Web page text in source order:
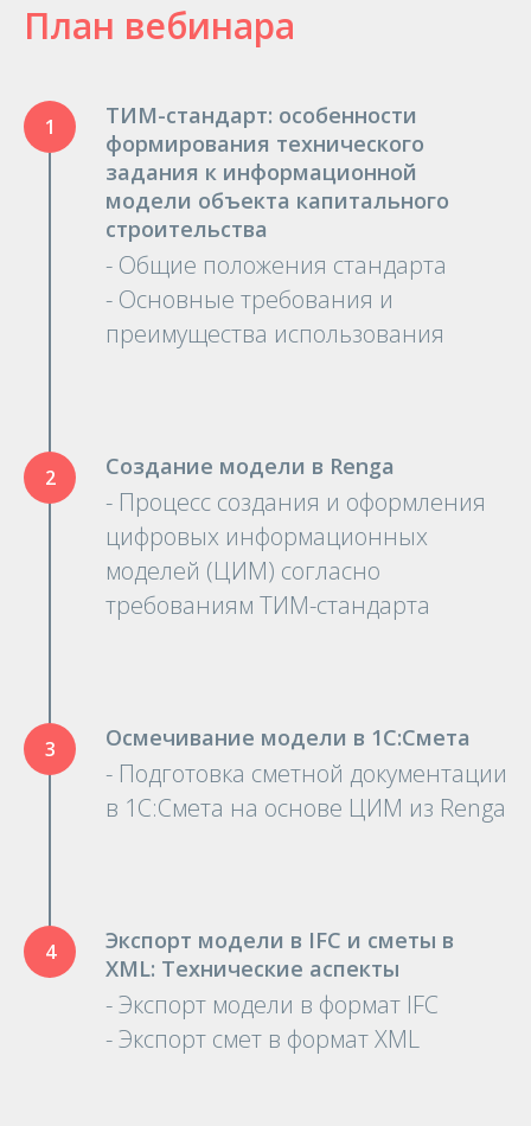
План вебинара
ТИМ-стандарт: особенности
формирования технического
задания к информационной
модели объекта капитального
строительства
- Общие положения стандарта
- Основные требования и
преимущества использования
Создание модели в Renga
- Процесс создания и оформления
цифровых информационных
моделей (ЦИМ) согласно
требованиям ТИМ-стандарта
Осмечивание модели в 1С:Смета
- Подготовка сметной документации
в 1С:Смета на основе ЦИМ из Renga
Экспорт модели в IFC и сметы в
XML: Технические аспекты
- Экспорт модели в формат IFC
- Экспорт смет в формат XML